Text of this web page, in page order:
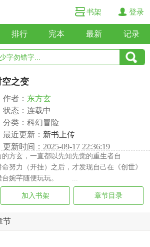
书架 登录
排行 完本 最新 记录
空之变
作者： 东方玄
状态：连载中
分类：科幻冒险
最近更新： 新书上传
更新时间：2025-09-17 22:36:19
方玄，一直都以先知先觉的重生者自
力（开挂）之后，才发现自己在《创世》
台婉芊随便玩玩。 ...
加入书架 章节目录
节